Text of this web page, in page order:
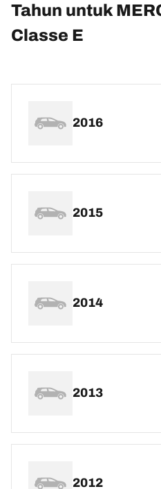
Tahun untuk
Classe E
2016
2015
2014
2013
2012